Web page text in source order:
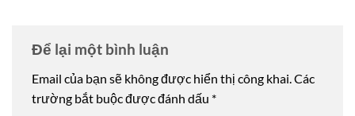
Để lại một bình luận
Email của bạn sẽ không được hiển thị công khai.Các
trường bắt buộc được đánh dấu *